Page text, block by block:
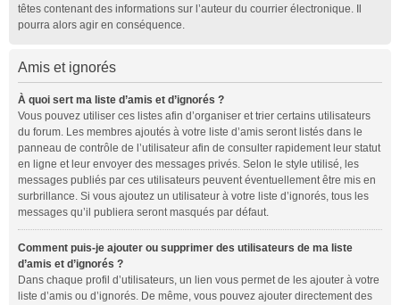
têtes contenant des informations sur l’auteur du courrier électronique. Il
pourra alors agir en conséquence.
Amis et ignorés
À quoi sert ma liste d’amis et d’ignorés ?
Vous pouvez utiliser ces listes afin d’organiser et trier certains utilisateurs
du forum. Les membres ajoutés à votre liste d’amis seront listés dans le
panneau de contrôle de l’utilisateur afin de consulter rapidement leur statut
en ligne et leur envoyer des messages privés. Selon le style utilisé, les
messages publiés par ces utilisateurs peuvent éventuellement être mis en
surbrillance. Si vous ajoutez un utilisateur à votre liste d’ignorés, tous les
messages qu’il publiera seront masqués par défaut.
Comment puis-je ajouter ou supprimer des utilisateurs de ma liste
d’amis et d’ignorés ?
Dans chaque profil d’utilisateurs, un lien vous permet de les ajouter à votre
liste d’amis ou d’ignorés. De même, vous pouvez ajouter directement des